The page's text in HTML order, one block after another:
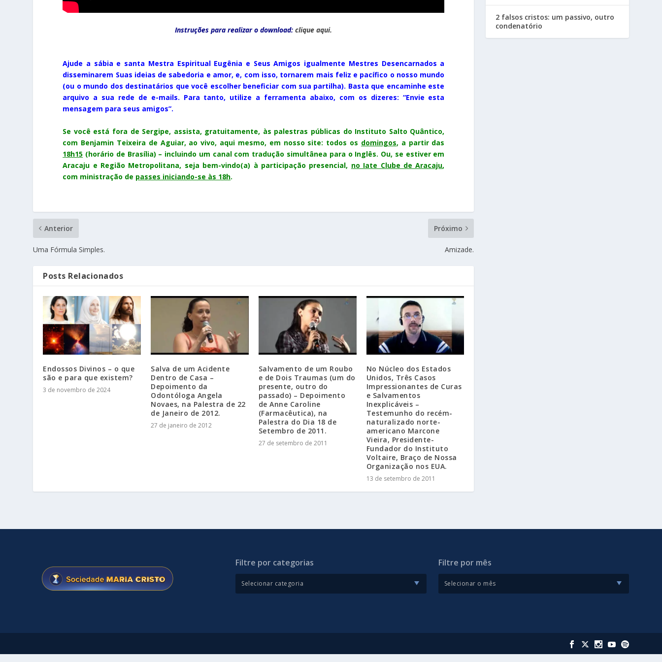
Instruções para realizar o download:clique aqui.
Ajude a sábia e santa Mestra Espiritual Eugênia e Seus Amigos igualmente Mestres Desencarnados a
disseminarem Suas ideias de sabedoria e amor, e, com isso, tornarem mais feliz e pacífico o nosso mundo
(ou o mundo dos destinatários que você escolher beneficiar com sua partilha). Basta que encaminhe este
arquivo a sua rede de e-mails. Para tanto, utilize a ferramenta abaixo, com os dizeres: “Envie esta
mensagem para seus amigos”.
Se você está fora de Sergipe, assista, gratuitamente, às palestras públicas do Instituto Salto Quântico,
com Benjamin Teixeira de Aguiar, ao vivo, aqui mesmo, em nosso site: todos os domingos, a partir das
18h15 (horário de Brasília) – incluindo um canal com tradução simultânea para o Inglês. Ou, se estiver em
Aracaju e Região Metropolitana, seja bem-vindo(a) à participação presencial, no Iate Clube de Aracaju,
com ministração de passes iniciando-se às 18h.
Anterior
Uma Fórmula Simples.
Próximo
Amizade.
Posts Relacionados
Endossos Divinos – o que
são e para que existem?
3 de novembro de 2024
Salva de um Acidente
Dentro de Casa –
Depoimento da
Odontóloga Angela
Novaes, na Palestra de 22
de Janeiro de 2012.
27 de janeiro de 2012
Salvamento de um Roubo
e de Dois Traumas (um do
presente, outro do
passado) – Depoimento
de Anne Caroline
(Farmacêutica), na
Palestra do Dia 18 de
Setembro de 2011.
27 de setembro de 2011
No Núcleo dos Estados
Unidos, Três Casos
Impressionantes de Curas
e Salvamentos
Inexplicáveis –
Testemunho do recém-
naturalizado norte-
americano Marcone
Vieira, Presidente-
Fundador do Instituto
Voltaire, Braço de Nossa
Organização nos EUA.
13 de setembro de 2011
2 falsos cristos: um passivo, outro
condenatório
Filtre por categorias Filtre por mês